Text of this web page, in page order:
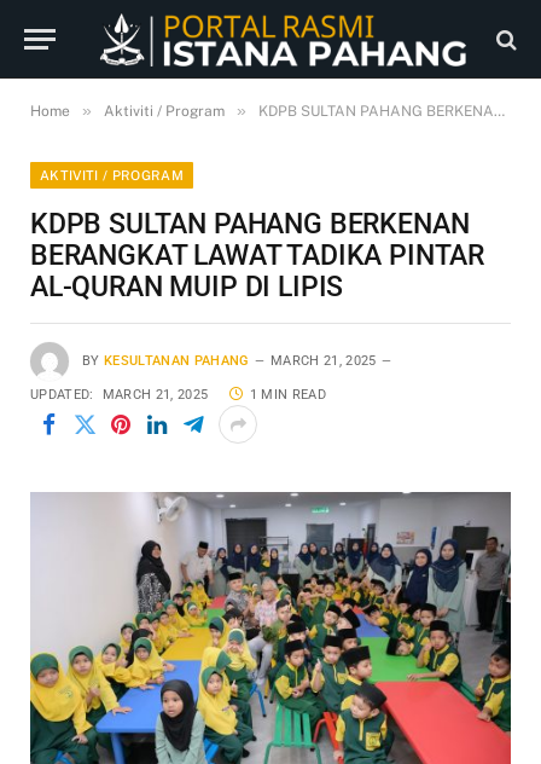
Home » Aktiviti / Program » KDPB SULTAN PAHANG BERKENAN BERANGKAT LAWAT TADIKA PINTAR AL-QURAN MUIP DI LIPIS
AKTIVITI / PROGRAM
KDPB SULTAN PAHANG BERKENAN
BERANGKAT LAWAT TADIKA PINTAR
AL-QURAN MUIP DI LIPIS
BY KESULTANAN PAHANG MARCH 21, 2025
UPDATED: MARCH 21, 2025 1 MIN READ